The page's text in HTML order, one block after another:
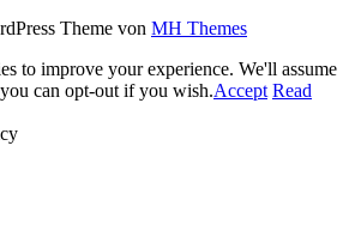
Theme von MH Themes
to improve your experience. We'll assume
can opt-out if you wish.Accept Read